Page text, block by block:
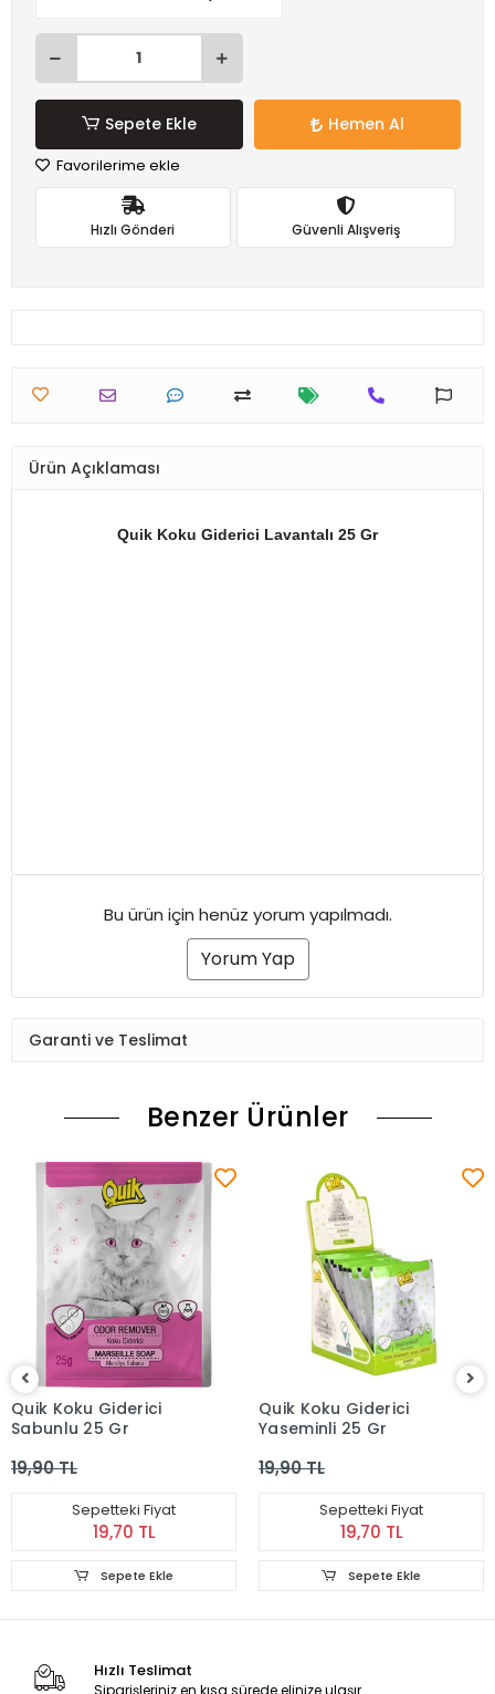
Sepete Ekle Hemen Al
Favorilerime ekle
Hızlı Gönderi Güvenli Alışveriş
Ürün Açıklaması
Quik Koku Giderici Lavantalı 25 Gr
Bu ürün için henüz yorum yapılmadı.
Yorum Yap
Garanti ve Teslimat
Benzer Ürünler
Quik Koku Giderici
Sabunlu 25 Gr
19,90 TL
Sepetteki Fiyat
19,70 TL
Sepete Ekle
Quik Koku Giderici
Yaseminli 25 Gr
19,90 TL
Sepetteki Fiyat
19,70 TL
Sepete Ekle
Hızlı Teslimat
Siparişleriniz en kısa sürede elinize ulaşır.